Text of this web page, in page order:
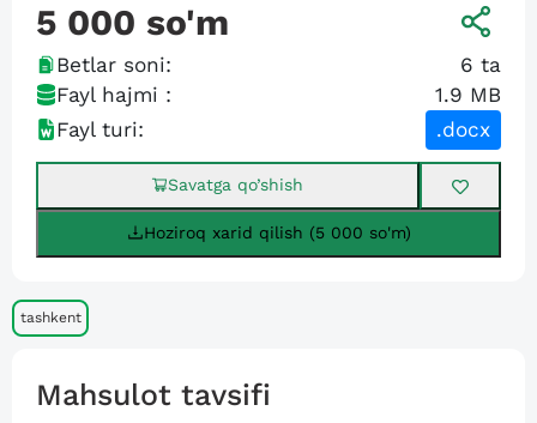
5 000 so'm
Betlar soni: 6 ta
Fayl hajmi :
1.9 MB
Fayl turi:
.docx
Savatga qo’shish
Hoziroq xarid qilish (5 000 so'm)
tashkent
Mahsulot tavsifi